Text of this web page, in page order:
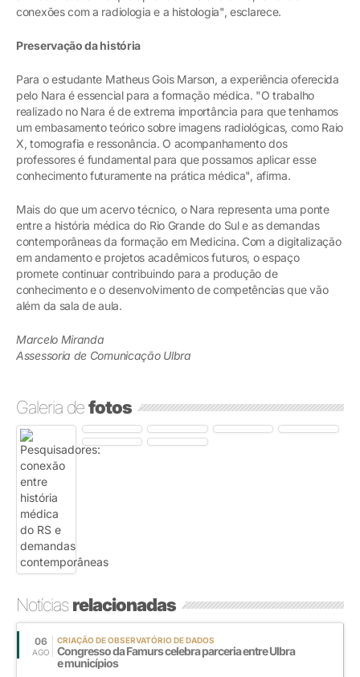
conexões com a radiologia e a histologia", esclarece.
Preservação da história
Para o estudante Matheus Gois Marson, a experiência oferecida
pelo Nara é essencial para a formação médica. "O trabalho
realizado no Nara é de extrema importância para que tenhamos
um embasamento teórico sobre imagens radiológicas, como Raio
X, tomografia e ressonância. O acompanhamento dos
professores é fundamental para que possamos aplicar esse
conhecimento futuramente na prática médica", afirma.
Mais do que um acervo técnico, o Nara representa uma ponte
entre a história médica do Rio Grande do Sul e as demandas
contemporâneas da formação em Medicina. Com a digitalização
em andamento e projetos acadêmicos futuros, o espaço
promete continuar contribuindo para a produção de
conhecimento e o desenvolvimento de competências que vão
além da sala de aula.
Marcelo Miranda
Assessoria de Comunicação Ulbra
Galeria defotos
Notíciasrelacionadas
06
AGO
CRIAÇÃO DE OBSERVATÓRIO DE DADOS
Congresso da Famurs celebra parceria entre Ulbra
e municípios